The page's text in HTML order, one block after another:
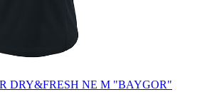
DRY&FRESH NE M "BAYGOR"